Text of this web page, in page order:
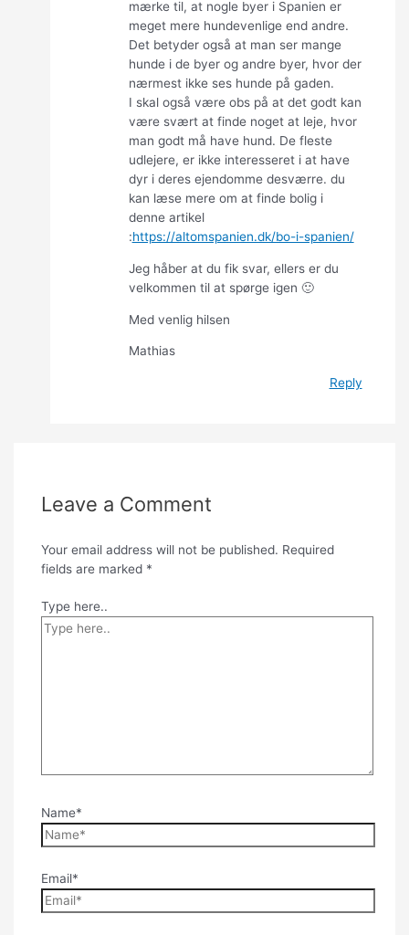
mærke til, at nogle byer i Spanien er
meget mere hundevenlige end andre.
Det betyder også at man ser mange
hunde i de byer og andre byer, hvor der
nærmest ikke ses hunde på gaden.
I skal også være obs på at det godt kan
være svært at finde noget at leje, hvor
man godt må have hund. De fleste
udlejere, er ikke interesseret i at have
dyr i deres ejendomme desværre. du
kan læse mere om at finde bolig i
denne artikel
:https://altomspanien.dk/bo-i-spanien/
Jeg håber at du fik svar, ellers er du
velkommen til at spørge igen 🙂
Med venlig hilsen
Mathias
Reply
Leave a Comment
Your email address will not be published. Required
fields are marked *
Type here..
Name*
Email*